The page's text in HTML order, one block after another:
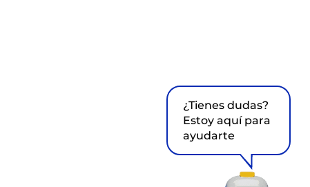
¿Tienes dudas?
Estoy aquí para
ayudarte